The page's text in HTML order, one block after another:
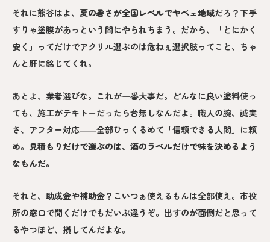
それに熊谷はよ、 夏の暑さが全国レベルでヤベェ地域だろ？下手
すりゃ塗膜があっという間にやられちまう。だから、「とにかく
安く」ってだけでアクリル選ぶのは危ねぇ選択肢ってこと、ちゃ
んと肝に銘じてくれ。
あとよ、業者選びな。これが一番大事だ。どんなに良い塗料使っ
ても、施工がテキトーだったら台無しなんだよ。職人の腕、誠実
さ、アフター対応――全部ひっくるめて「信頼できる人間」に頼
め。 見積もりだけで選ぶのは、酒のラベルだけで味を決めるよう
なもんだ。
それと、助成金や補助金？こいつぁ使えるもんは全部使え。市役
所の窓口で聞くだけでもだいぶ違うぞ。出すのが面倒だと思って
るやつほど、損してんだよな。